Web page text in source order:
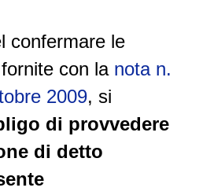
confermare le
con la nota n.
2009, si
di provvedere
di detto